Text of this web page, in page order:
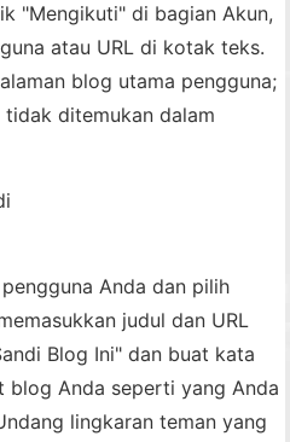
"Mengikuti" di bagian Akun,
atau URL di kotak teks.
blog utama pengguna;
ditemukan dalam
Anda dan pilih
judul dan URL
Blog Ini" dan buat kata
blog Anda seperti yang Anda
lingkaran teman yang